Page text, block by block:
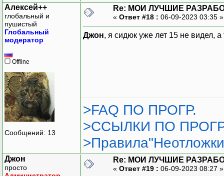
Алексей++
глобальный и
пушистый
Глобальный
модератор
Offline
Сообщений: 13
Re: МОИ ЛУЧШИЕ
« Ответ #18 : 06-09-2023 03:35
Джон, я сидюк уже лет 15 не видел,
>FAQ ПО ПРОГР.
>ССЫЛКИ ПО
Джон
просто
Re: МОИ ЛУЧШИЕ
« Ответ #19 : 06-09-2023 08:27